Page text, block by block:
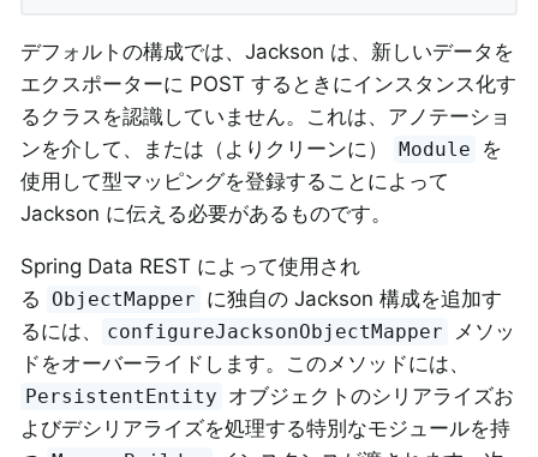
デフォルトの構成では、Jackson は、新しいデータを
エクスポーターに POST するときにインスタンス化す
るクラスを認識していません。これは、アノテーショ
ンを介して、または（よりクリーンに）
Module
を
使用して型マッピングを登録することによって
Jackson に伝える必要があるものです。
Spring Data REST によって使用され
る
ObjectMapper に独自の Jackson 構成を追加す
るには、
configureJacksonObjectMapper
メソッ
ドをオーバーライドします。このメソッドには、
PersistentEntity オブジェクトのシリアライズお
よびデシリアライズを処理する特別なモジュールを持